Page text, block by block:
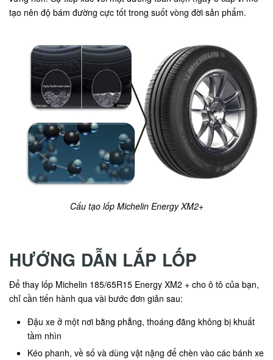
tạo nên độ bám đường cực tốt trong suốt vòng đời sản phẩm.
Cấu tạo lốp Michelin Energy XM2+
HƯỚNG DẪN LẮP LỐP
Để thay lốp Michelin 185/65R15 Energy XM2 + cho ô tô của bạn,
chỉ cần tiến hành qua vài bước đơn giản sau:
Đậu xe ở một nơi bằng phẳng, thoáng đãng không bị khuất
tầm nhìn
Kéo phanh, về số và dùng vật nặng để chèn vào các bánh xe